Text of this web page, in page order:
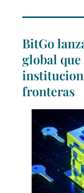
BitGo
global
fronteras